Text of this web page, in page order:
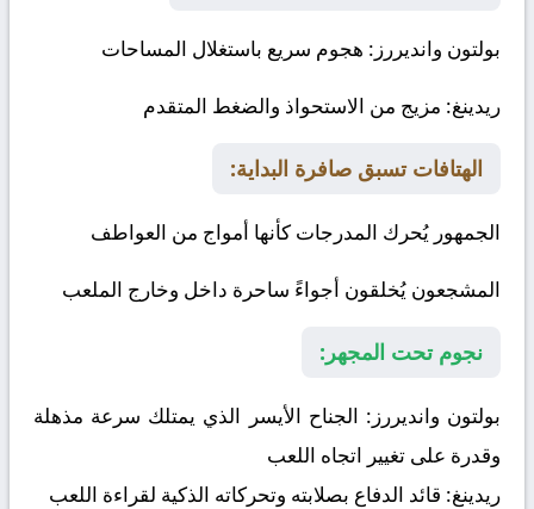
بولتون وانديررز : هجوم سريع باستغلال المساحات
ريدينغ: مزيج من الاستحواذ والضغط المتقدم
الهتافات تسبق صافرة البداية:
الجمهور يُحرك المدرجات كأنها أمواج من العواطف
المشجعون يُخلقون أجواءً ساحرة داخل وخارج الملعب
نجوم تحت المجهر:
بولتون وانديررز: الجناح الأيسر الذي يمتلك سرعة مذهلة
وقدرة على تغيير اتجاه اللعب
ريدينغ: قائد الدفاع بصلابته وتحركاته الذكية لقراءة اللعب